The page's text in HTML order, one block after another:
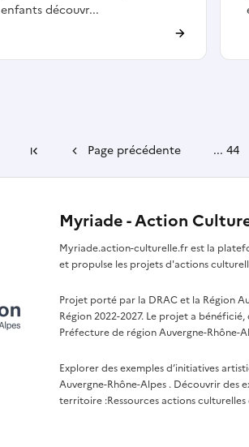
enfants découvr...
Première pagePage précédente ... 44
Myriade - Action
Myriade.action-culturelle.fr est la
et propulse les projets d'actions
Projet porté par la DRAC et la Région
Région 2022-2027. Le projet a
Préfecture de région Auvergne-Rhône-
Explorer des exemples d’initiatives
Auvergne-Rhône-Alpes . Découvrir des
territoire :Ressources actions